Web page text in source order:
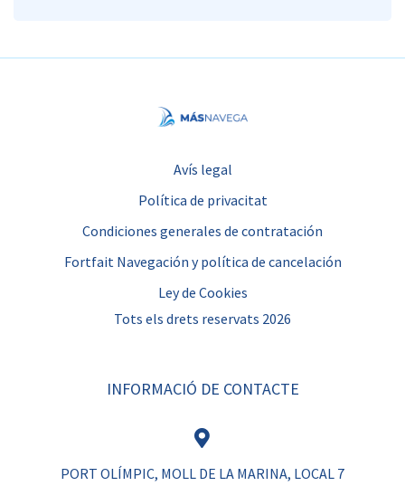
Avís legal
Política de privacitat
Condiciones generales de contratación
Fortfait Navegación y política de cancelación
Ley de Cookies
Tots els drets reservats 2026
INFORMACIÓ DE CONTACTE
PORT OLÍMPIC, MOLL DE LA MARINA, LOCAL 7